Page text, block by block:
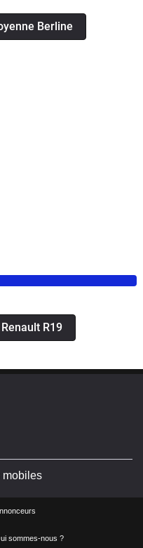
Berline
R19
mobiles
sommes-nous ?